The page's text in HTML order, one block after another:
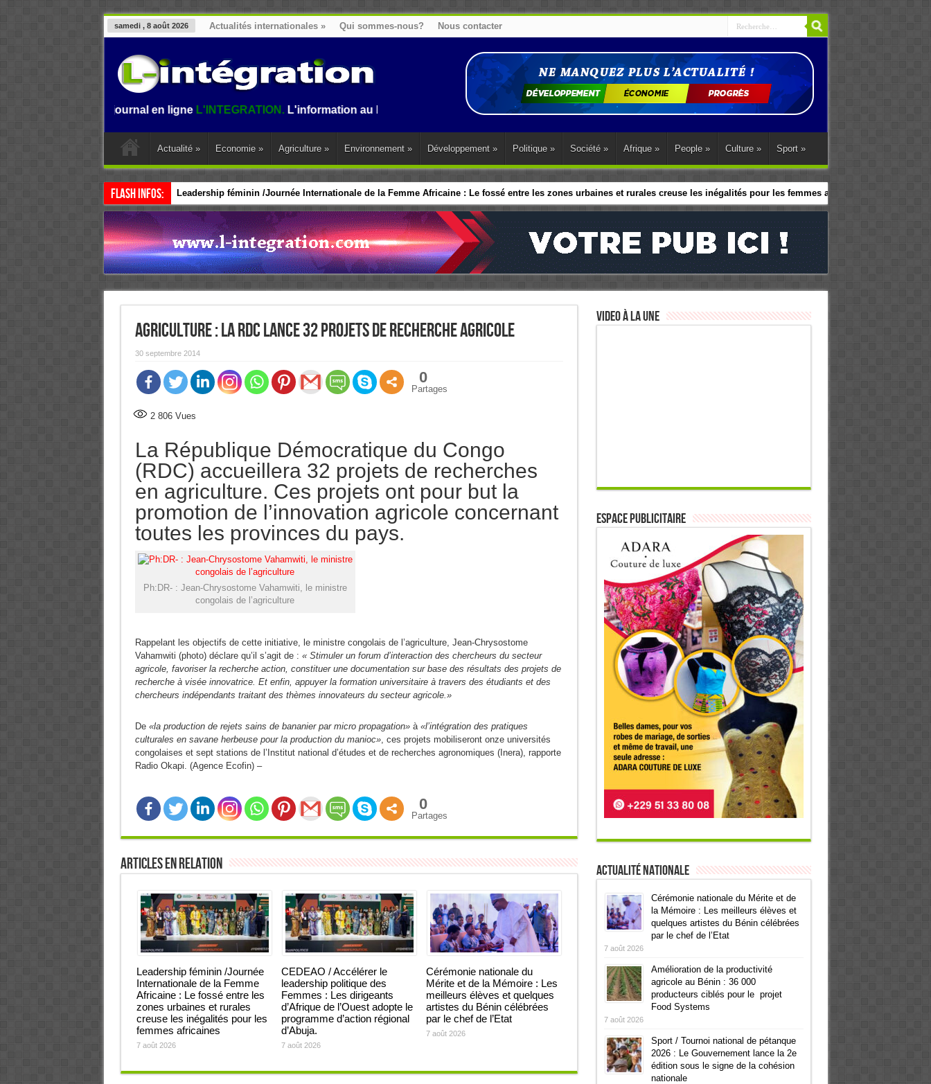
samedi , 8 août 2026 Actualités internationales » Qui sommes-nous? Nous contacter
sur le journal en ligneL'INTEGRATION.L'information au Benin, en Afrique et dans le monde.
Actualité » Economie » Agriculture » Environnement » Développement » Politique » Société » Afrique » People » Culture » Sport »
Flash Infos: Leadership féminin /Journée Internationale de la Femme Africaine : Le fossé entre les zones urbaines et rurales creuse les inégalités pour les femmes africaines
Agriculture : La RDC lance 32 projets de recherche agricole
30 septembre 2014
0
Partages
2 806Vues
La République Démocratique du Congo
(RDC) accueillera 32 projets de recherches
en agriculture. Ces projets ont pour but la
promotion de l’innovation agricole concernant
toutes les provinces du pays.
Ph:DR- : Jean-Chrysostome Vahamwiti, le ministre
congolais de l’agriculture
Rappelant les objectifs de cette initiative, le ministre congolais de l’agriculture, Jean-Chrysostome
Vahamwiti (photo) déclare qu’il s’agit de : « Stimuler un forum d’interaction des chercheurs du secteur
agricole, favoriser la recherche action, constituer une documentation sur base des résultats des projets de
recherche à visée innovatrice. Et enfin, appuyer la formation universitaire à travers des étudiants et des
chercheurs indépendants traitant des thèmes innovateurs du secteur agricole.»
De «la production de rejets sains de bananier par micro propagation»à «l’intégration des pratiques
culturales en savane herbeuse pour la production du manioc», ces projets mobiliseront onze universités
congolaises et sept stations de l’Institut national d’études et de recherches agronomiques (Inera), rapporte
Radio Okapi. (Agence Ecofin) –
0
Partages
Articles en relation
Leadership féminin /Journée
Internationale de la Femme
Africaine : Le fossé entre les
zones urbaines et rurales
creuse les inégalités pour les
femmes africaines
7 août 2026
CEDEAO / Accélérer le
leadership politique des
Femmes : Les dirigeants
d’Afrique de l’Ouest adopte le
programme d’action régional
d’Abuja.
7 août 2026
Cérémonie nationale du
Mérite et de la Mémoire : Les
meilleurs élèves et quelques
artistes du Bénin célébrées
par le chef de l’Etat
7 août 2026
Video à la Une
ESPACE PUBLICITAIRE
Actualité Nationale
Cérémonie nationale du Mérite et de
la Mémoire : Les meilleurs élèves et
quelques artistes du Bénin célébrées
par le chef de l’Etat
7 août 2026
Amélioration de la productivité
agricole au Bénin : 36 000
producteurs ciblés pour le projet
Food Systems
7 août 2026
Sport / Tournoi national de pétanque
2026 : Le Gouvernement lance la 2e
édition sous le signe de la cohésion
nationale